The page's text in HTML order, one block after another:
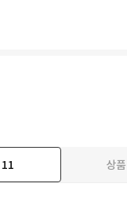
11 상